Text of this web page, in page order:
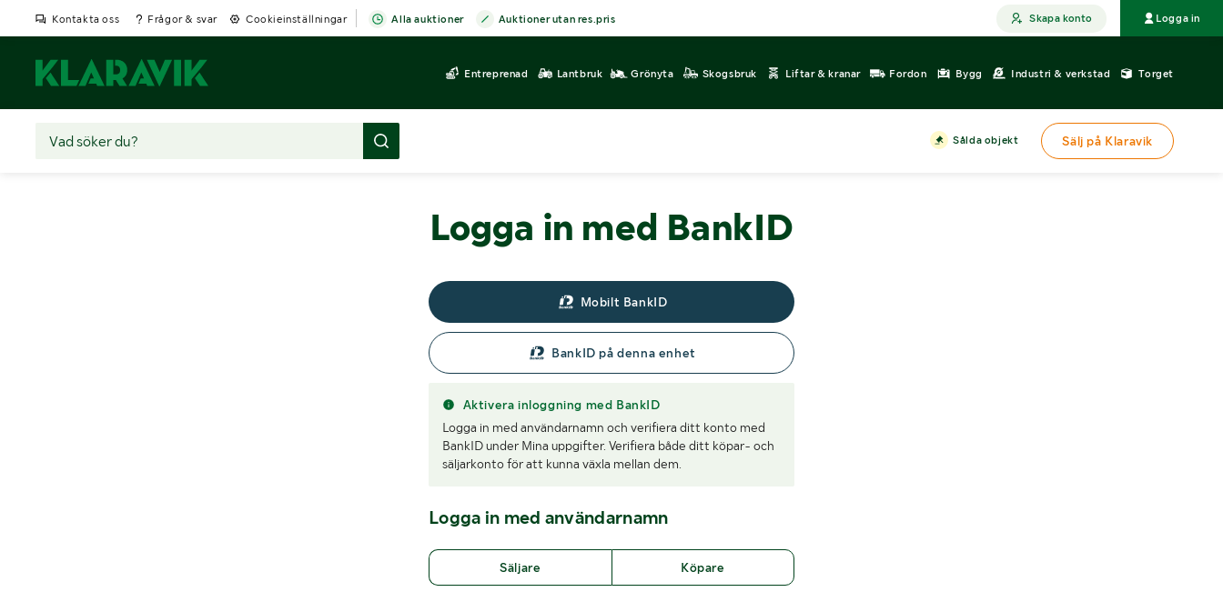
Kontakta oss Frågor & svar Cookieinställningar Alla auktioner Auktioner utan res.pris Skapa konto Logga in
Entreprenad Lantbruk Grönyta Skogsbruk Liftar & kranar Fordon Bygg Industri & verkstad Torget
Sålda objekt Sälj på Klaravik
Logga in med BankID
Mobilt BankID
BankID på denna enhet
Aktivera inloggning med BankID
Logga in med användarnamn och verifiera ditt konto med
BankID under Mina uppgifter. Verifiera både ditt köpar- och
säljarkonto för att kunna växla mellan dem.
Logga in med användarnamn
Säljare Köpare